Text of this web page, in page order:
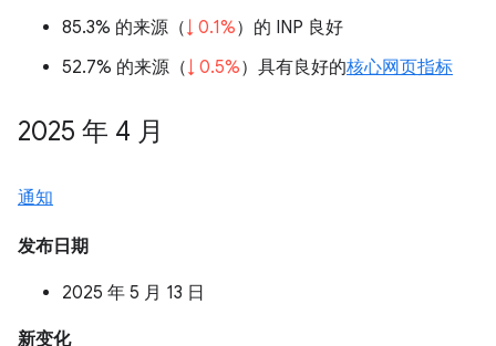
85.3% 的来源（↓ 0.1%）的 INP 良好
52.7% 的来源（↓ 0.5%）具有良好的核心网页指标
2025 年 4 月
通知
发布日期
2025 年 5 月 13 日
新变化